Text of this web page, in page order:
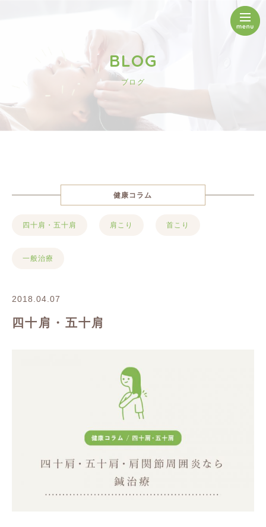
BLOG
ブログ
健康コラム
四十肩・五十肩 肩こり 首こり
一般治療
2018.04.07
四十肩・五十肩